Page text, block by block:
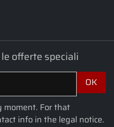
offerte speciali
moment. For that
info in the legal notice.